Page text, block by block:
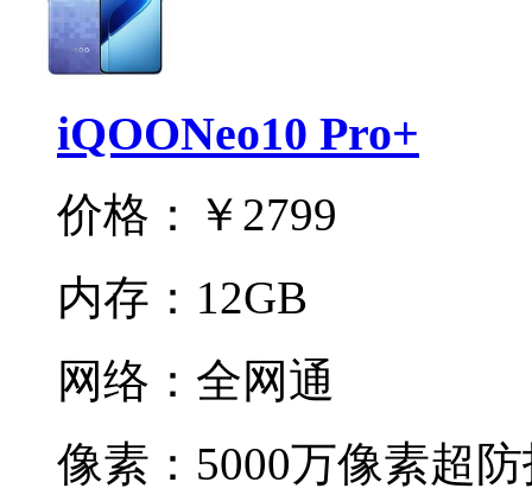
iQOONeo10 Pro+
价格：
￥2799
内存： 12GB
网络： 全网通
像素： 5000万像素超